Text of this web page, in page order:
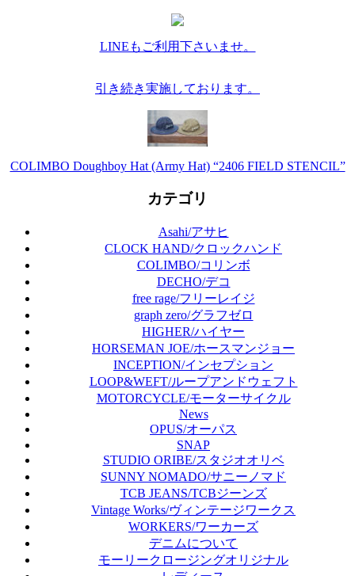
LINEもご利用下さいませ。
引き続き実施しております。
COLIMBO Doughboy Hat (Army Hat) “2406 FIELD STENCIL”
カテゴリ
Asahi/アサヒ
CLOCK HAND/クロックハンド
COLIMBO/コリンボ
DECHO/デコ
free rage/フリーレイジ
graph zero/グラフゼロ
HIGHER/ハイヤー
HORSEMAN JOE/ホースマンジョー
INCEPTION/インセプション
LOOP&WEFT/ループアンドウェフト
MOTORCYCLE/モーターサイクル
News
OPUS/オーパス
SNAP
STUDIO ORIBE/スタジオオリベ
SUNNY NOMADO/サニーノマド
TCB JEANS/TCBジーンズ
Vintage Works/ヴィンテージワークス
WORKERS/ワーカーズ
デニムについて
モーリークロージングオリジナル